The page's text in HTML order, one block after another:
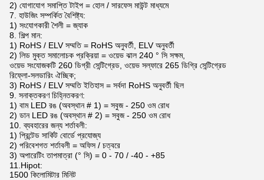
2) যোগাযোগ সমাপ্তি টাইপ = হোল / সারফেস মাউন্ট মাধ্যমে
7. হাউজিং সম্পর্কিত বৈশিষ্ট্য:
1) সংযোগকারী শৈলী = জ্যাক
8. শিল্প মান:
1) RoHS / ELV সম্মতি = RoHS অনুবর্তী, ELV অনুবর্তী
2) লিড মুক্ত সমালোচক প্রক্রিয়া = ওয়েভ ঝাল 240 ° সি সক্ষম,
ওয়েভ সংযোজকটি 260 ডিগ্রী সেন্টিগ্রেড, ওয়েভ সল্ফারে 265 ডিগ্রি সেন্টিগ্রেড
রিফ্লো-সলডারিং ঐচ্ছিক;
3) RoHS / ELV সম্মতি ইতিহাস = সর্বদা RoHS অনুবর্তী ছিল
9. সনাক্তকরণ চিহ্নিতকরণ:
1) বাম LED রঙ (অবস্থান # 1) = সবুজ - 250 ওম রোধ
2) ডান LED রঙ (অবস্থান # 2) = সবুজ - 250 ওম রোধ
10. ব্যবহারের জন্য শর্তাবলী:
1) প্রিন্টেড সার্কিট বোর্ডে প্রযোজ্য
2) পরিবেশগত শর্তাবলী = অফিস / চত্বরে
3) অপারেটিং তাপমাত্রা (° সি) = 0 - 70 / -40 - +85
11.Hipot:
1500 কিলোমিটার মিনিট